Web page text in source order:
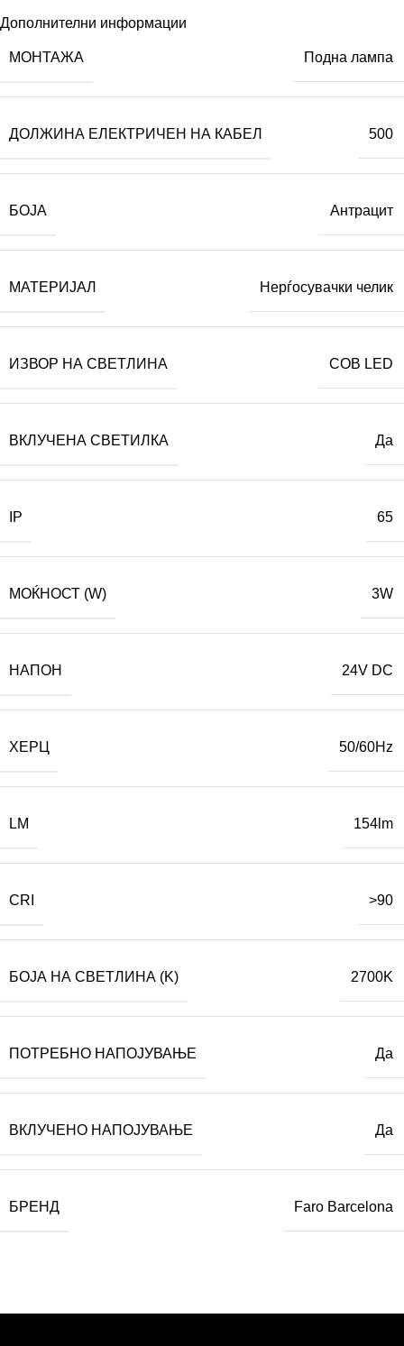
Дополнителни информации
МОНТАЖА Подна лампа
ДОЛЖИНА ЕЛЕКТРИЧЕН НА КАБЕЛ 500
БОЈА Антрацит
МАТЕРИЈАЛ Нерѓосувачки челик
ИЗВОР НА СВЕТЛИНА COB LED
ВКЛУЧЕНА СВЕТИЛКА Да
IP 65
МОЌНОСТ (W) 3W
НАПОН 24V DC
ХЕРЦ 50/60Hz
LM 154lm
CRI >90
БОЈА НА СВЕТЛИНА (K) 2700K
ПОТРЕБНО НАПОЈУВАЊЕ Да
ВКЛУЧЕНО НАПОЈУВАЊЕ Да
БРЕНД Faro Barcelona